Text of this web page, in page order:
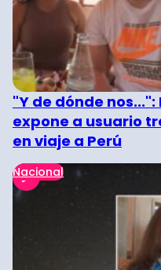
"Y de dónde
expone a usuario
en viaje a Perú
Nacional